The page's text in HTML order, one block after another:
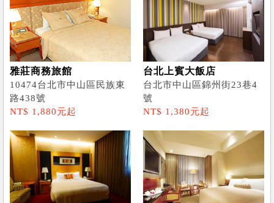
雅莊商務旅館
10474台北市中山區民族東
路438號
NT$ 1,880元起
台北上賓大飯店
台北市中山區錦州街23巷4
號
NT$ 1,380元起